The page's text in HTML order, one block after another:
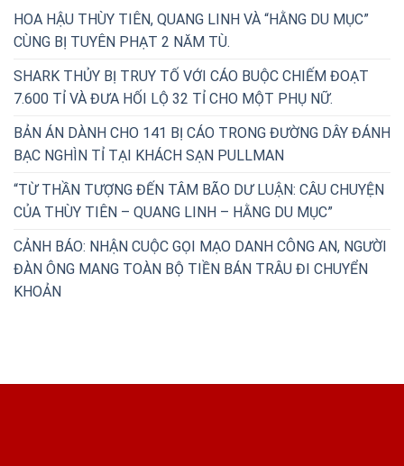
HOA HẬU THÙY TIÊN, QUANG LINH VÀ “HẰNG DU MỤC”
CÙNG BỊ TUYÊN PHẠT 2 NĂM TÙ.
SHARK THỦY BỊ TRUY TỐ VỚI CÁO BUỘC CHIẾM ĐOẠT
7.600 TỈ VÀ ĐƯA HỐI LỘ 32 TỈ CHO MỘT PHỤ NỮ.
BẢN ÁN DÀNH CHO 141 BỊ CÁO TRONG ĐƯỜNG DÂY ĐÁNH
BẠC NGHÌN TỈ TẠI KHÁCH SẠN PULLMAN
“TỪ THẦN TƯỢNG ĐẾN TÂM BÃO DƯ LUẬN: CÂU CHUYỆN
CỦA THÙY TIÊN – QUANG LINH – HẰNG DU MỤC”
CẢNH BÁO: NHẬN CUỘC GỌI MẠO DANH CÔNG AN, NGƯỜI
ĐÀN ÔNG MANG TOÀN BỘ TIỀN BÁN TRÂU ĐI CHUYỂN
KHOẢN